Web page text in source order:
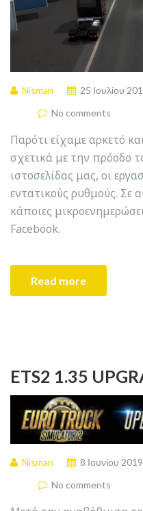
Nisman 25 Ιουλίου
No comments
Παρότι είχαμε αρκετό
σχετικά με την πρόοδο
ιστοσελίδας μας, οι
εντατικούς ρυθμούς. Σε
κάποιες
Facebook.
Read more
ETS2 1.35
Nisman 8 Ιουνίου 2019
No comments